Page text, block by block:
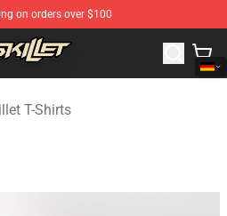
on orders over $100
Merchandise Store
T-Shirts